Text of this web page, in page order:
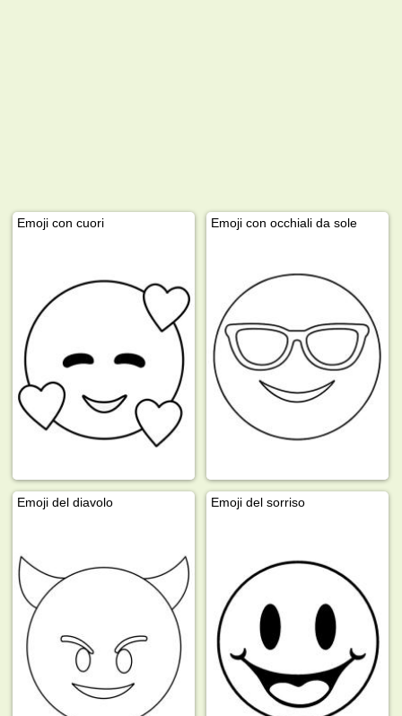
Emoji con cuori Emoji con occhiali da sole
Emoji del diavolo Emoji del sorriso